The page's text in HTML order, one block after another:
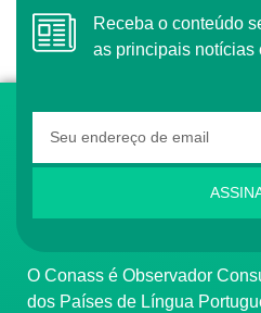
Receba o conteúdo semanal do Conass com
as principais notícias
O Conass é Observador Consultivo da Comunidade
dos Países de Língua